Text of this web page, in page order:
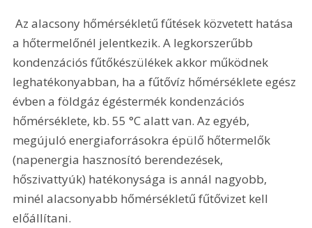
Az alacsony hőmérsékletű fűtések közvetett hatása
a hőtermelőnél jelentkezik. A legkorszerűbb
kondenzációs fűtőkészülékek akkor működnek
leghatékonyabban, ha a fűtővíz hőmérséklete egész
évben a földgáz égéstermék kondenzációs
hőmérséklete, kb. 55 °C alatt van. Az egyéb,
megújuló energiaforrásokra épülő hőtermelők
(napenergia hasznosító berendezések,
hőszivattyúk) hatékonysága is annál nagyobb,
minél alacsonyabb hőmérsékletű fűtővizet kell
előállítani.